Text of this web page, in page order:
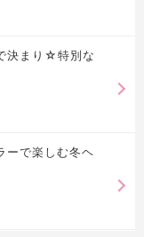
決まり☆特別な
ーで楽しむ冬ヘ